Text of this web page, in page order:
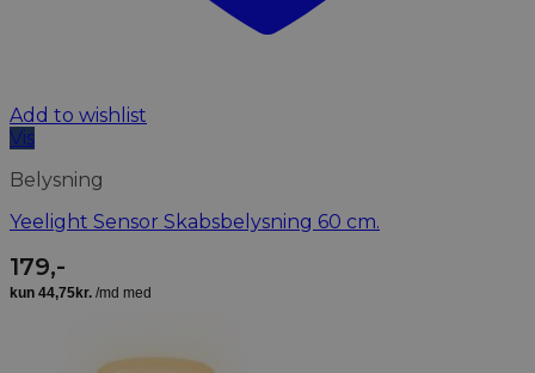
Add to wishlist
Vis
Belysning
Yeelight Sensor Skabsbelysning 60 cm.
179,-